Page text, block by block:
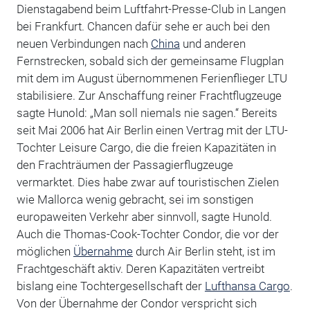
Dienstagabend beim Luftfahrt-Presse-Club in Langen
bei Frankfurt. Chancen dafür sehe er auch bei den
neuen Verbindungen nach China und anderen
Fernstrecken, sobald sich der gemeinsame Flugplan
mit dem im August übernommenen Ferienflieger LTU
stabilisiere. Zur Anschaffung reiner Frachtflugzeuge
sagte Hunold: „Man soll niemals nie sagen.“ Bereits
seit Mai 2006 hat Air Berlin einen Vertrag mit der LTU-
Tochter Leisure Cargo, die die freien Kapazitäten in
den Frachträumen der Passagierflugzeuge
vermarktet. Dies habe zwar auf touristischen Zielen
wie Mallorca wenig gebracht, sei im sonstigen
europaweiten Verkehr aber sinnvoll, sagte Hunold.
Auch die Thomas-Cook-Tochter Condor, die vor der
möglichen Übernahmedurch Air Berlin steht, ist im
Frachtgeschäft aktiv. Deren Kapazitäten vertreibt
bislang eine Tochtergesellschaft der Lufthansa Cargo.
Von der Übernahme der Condor verspricht sich